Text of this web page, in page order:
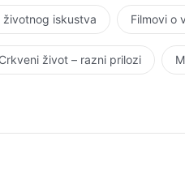
Bože! Ti si naša
ne može dohvatiti. Takva
pjevamo hvalospjeve a
je za nas to slavno
životnog iskustva Filmovi o
Crkveni život – razni prilozi